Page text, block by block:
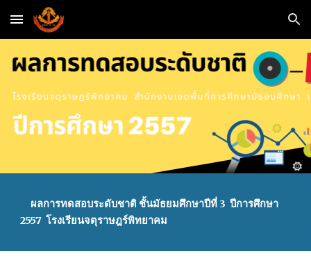
Skip to main content Skip to navigation
ผลการทดสอบระดับชาติ ชั้นมัธยมศึกษาปีที่ 3 ปีการศึกษา
2557 โรงเรียนจตุราษฎร์พิทยาคม